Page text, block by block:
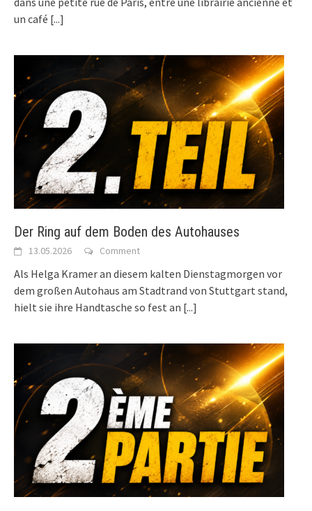
un café [...]
Der Ring auf dem Boden des Autohauses
13.05.2026 Comment
Als Helga Kramer an diesem kalten Dienstagmorgen vor
dem großen Autohaus am Stadtrand von Stuttgart stand,
hielt sie ihre Handtasche so fest an [...]